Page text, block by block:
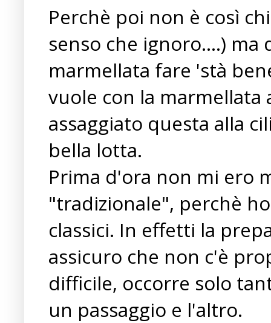
Perchè poi non è così
senso che ignoro....)
marmellata fare 'stà
vuole con la marmellata
assaggiato questa alla
bella lotta.
Prima d'ora non mi ero
"tradizionale", perchè
classici. In effetti la
assicuro che non c'è
difficile, occorre solo
un passaggio e l'altro.